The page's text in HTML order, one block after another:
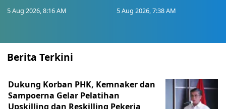
5 Aug 2026, 8:16 AM 5 Aug 2026, 7:38 AM
Berita Terkini
Dukung Korban PHK, Kemnaker dan
Sampoerna Gelar Pelatihan
Upskilling dan Reskilling Pekerja